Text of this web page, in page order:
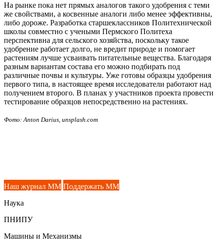
На рынке пока нет прямых аналогов такого удобрения с теми
же свойствами, а косвенные аналоги либо менее эффективны,
либо дороже. Разработка старшеклассников Политехнической
школы совместно с учеными Пермского Политеха
перспективна для сельского хозяйства, поскольку такое
удобрение работает долго, не вредит природе и помогает
растениям лучше усваивать питательные вещества. Благодаря
разным вариантам состава его можно подбирать под
различные почвы и культуры. Уже готовы образцы удобрения
первого типа, в настоящее время исследователи работают над
получением второго. В планах у участников проекта провести
тестирование образцов непосредственно на растениях.
Фото: Anton Darius, unsplash.com
Наш журнал ММ Поддержать ММ
Наука
ПНИПУ
Машины и Механизмы